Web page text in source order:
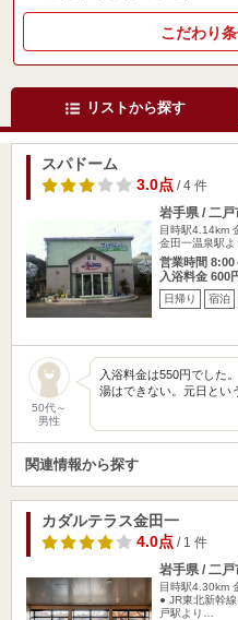
こだわり
リストから探す
スパドーム
3.0点/ 4 件
岩手県 / 二
目時駅4.14km
金田一温泉駅よ
営業時間 8:00
入浴料金 600
日帰り 宿泊
50代～
男性
入浴料金は550円でした
湯はできない。元日とい
関連情報から探す
カダルテラス金田一
4.0点/ 1 件
岩手県 / 二
目時駅4.30km
● JR東北新幹
戸駅より…